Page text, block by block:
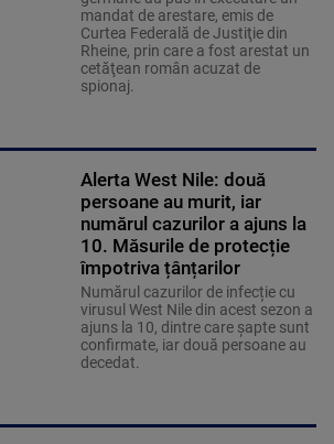
mandat de arestare, emis de
Curtea Federală de Justiţie din
Rheine, prin care a fost arestat un
cetăţean român acuzat de
spionaj.
Alerta West Nile: două
persoane au murit, iar
numărul cazurilor a ajuns la
10. Măsurile de protecție
împotriva țânțarilor
Numărul cazurilor de infecție cu
virusul West Nile din acest sezon a
ajuns la 10, dintre care șapte sunt
confirmate, iar două persoane au
decedat.